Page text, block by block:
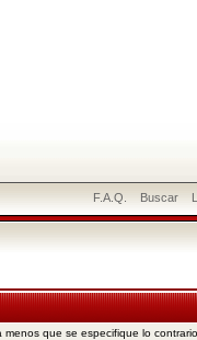
F.A.Q. Buscar
que se especifique lo contrario.